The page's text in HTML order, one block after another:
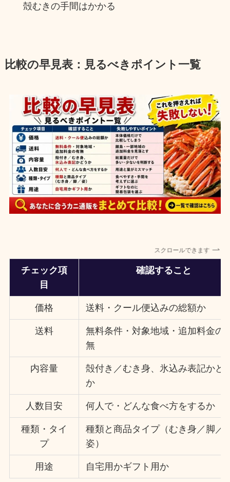
殻むきの手間はかかる
比較の早見表：見るべきポイント一覧
スクロールできます
チェック項
目
確認すること
価格 送料・クール便込みの総額か
送料
無料条件・対象地域・追加料金の
無
内容量
殻付き／むき身、氷込み表記かど
か
人数目安 何人で・どんな食べ方をするか
種類・タイ
プ
種類と商品タイプ（むき身／脚／
姿）
用途 自宅用かギフト用か